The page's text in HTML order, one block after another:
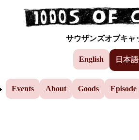
Skip to the main
サウザンズオブキャ
English 日本語
Events About Goods Episode
Events